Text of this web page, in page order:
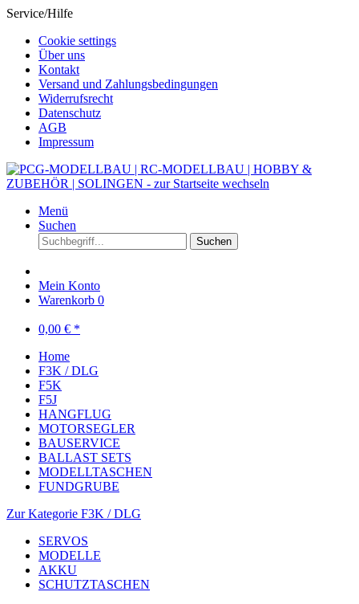
Service/Hilfe
Cookie settings
Über uns
Kontakt
Versand und Zahlungsbedingungen
Widerrufsrecht
Datenschutz
AGB
Impressum
Menü
Suchen
Suchen
Mein Konto
Warenkorb 0
0,00 € *
Home
F3K / DLG
F5K
F5J
HANGFLUG
MOTORSEGLER
BAUSERVICE
BALLAST SETS
MODELLTASCHEN
FUNDGRUBE
Zur Kategorie F3K / DLG
SERVOS
MODELLE
AKKU
SCHUTZTASCHEN